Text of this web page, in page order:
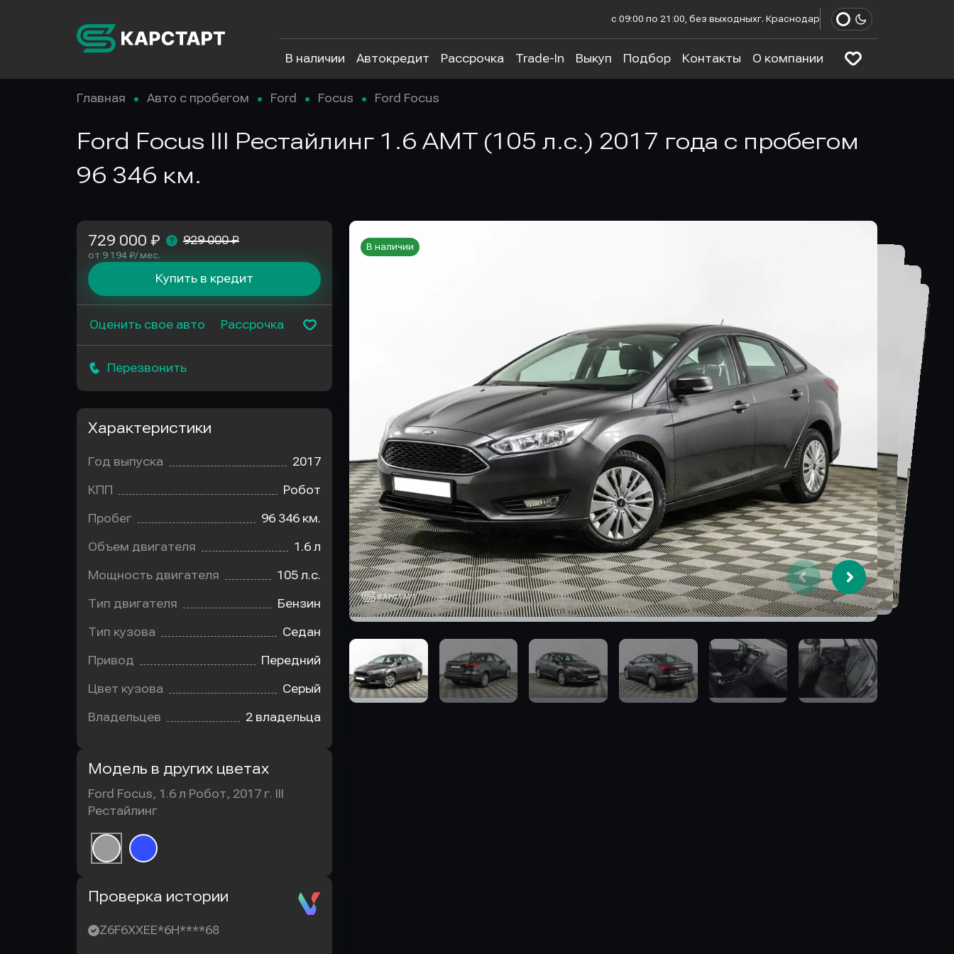
с 09:00 по 21:00, без выходныхг. Краснодар
В наличии Автокредит Рассрочка Trade-In Выкуп Подбор Контакты О компании
Главная Авто с пробегом Ford Focus Ford Focus
Ford Focus III Рестайлинг 1.6 AMT (105 л.с.) 2017 года с пробегом
96 346 км.
В наличии
729 000 ₽ 929 000 ₽
от 9 194 ₽/ мес.
Купить в кредит
Оценить свое авто Рассрочка
Перезвонить
Характеристики
Год выпуска 2017
КПП Робот
Пробег 96 346 км.
Объем двигателя 1.6 л
Мощность двигателя 105 л.с.
Тип двигателя Бензин
Тип кузова Седан
Привод Передний
Цвет кузова Серый
Владельцев 2 владельца
Модель в других цветах
Ford Focus, 1.6 л Робот, 2017 г. III
Рестайлинг
Проверка истории
Z6F6XXEE*6H****68